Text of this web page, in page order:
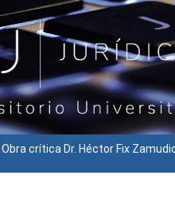
II Obra crítica Dr. Héctor Fix